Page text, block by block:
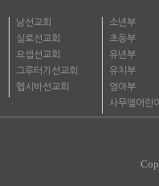
남선교회
실로선교회
요셉선교회
그루터기선교회
헵시바선교회
소년부
초등부
유년부
유치부
영아부
사무엘어린